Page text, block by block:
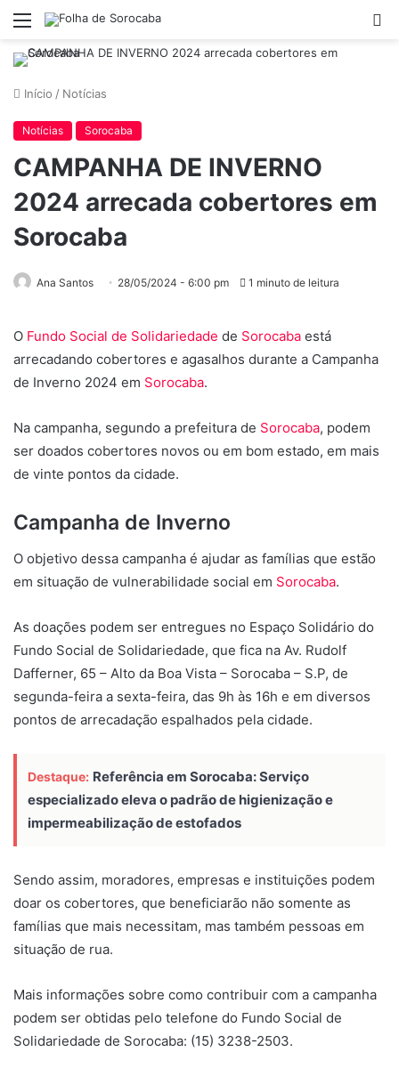
Menu
Início / Notícias
Notícias Sorocaba
CAMPANHA DE INVERNO
2024 arrecada cobertores em
Sorocaba
Ana Santos 28/05/2024 - 6:00 pm 1 minuto de leitura
O Fundo Social de Solidariedade de Sorocaba está
arrecadando cobertores e agasalhos durante a Campanha
de Inverno 2024 em Sorocaba.
Na campanha, segundo a prefeitura de Sorocaba, podem
ser doados cobertores novos ou em bom estado, em mais
de vinte pontos da cidade.
Campanha de Inverno
O objetivo dessa campanha é ajudar as famílias que estão
em situação de vulnerabilidade social em Sorocaba.
As doações podem ser entregues no Espaço Solidário do
Fundo Social de Solidariedade, que fica na Av. Rudolf
Dafferner, 65 – Alto da Boa Vista – Sorocaba – S.P, de
segunda-feira a sexta-feira, das 9h às 16h e em diversos
pontos de arrecadação espalhados pela cidade.
Destaque: Referência em Sorocaba: Serviço
especializado eleva o padrão de higienização e
impermeabilização de estofados
Sendo assim, moradores, empresas e instituições podem
doar os cobertores, que beneficiarão não somente as
famílias que mais necessitam, mas também pessoas em
situação de rua.
Mais informações sobre como contribuir com a campanha
podem ser obtidas pelo telefone do Fundo Social de
Solidariedade de Sorocaba: (15) 3238-2503.